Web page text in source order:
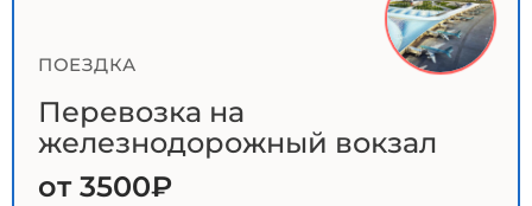
ПОЕЗДКА
Перевозка на
железнодорожный вокзал
от 3500₽